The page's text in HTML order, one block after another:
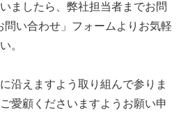
ましたら、 弊社担当者までお問
い合わせ」フォームよりお気軽
。
沿えますよう取り組んで参りま
愛顧くださいますようお願い申